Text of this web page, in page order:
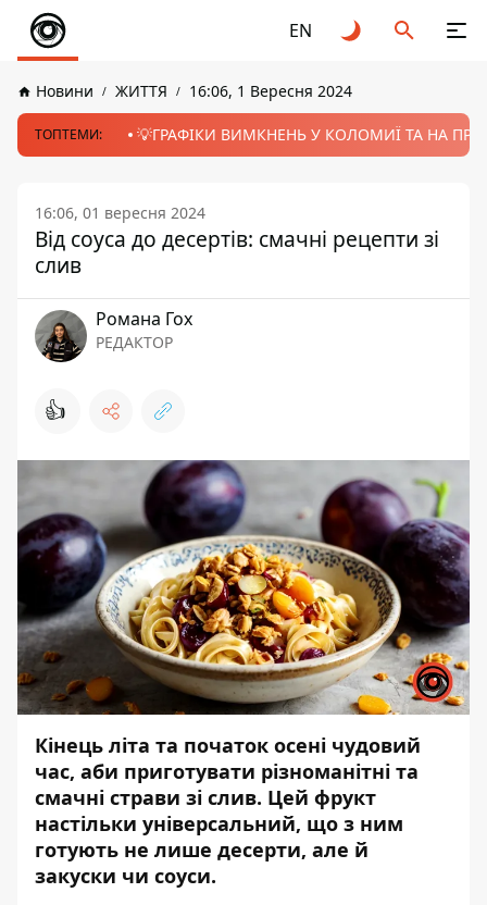
EN
Новини ЖИТТЯ 16:06, 1 Вересня 2024
ТОПТЕМИ: 💡ГРАФІКИ ВИМКНЕНЬ У КОЛОМИЇ ТА НА
16:06, 01 вересня 2024
Від соуса до десертів: смачні рецепти зі
слив
Романа Гох
РЕДАКТОР
👍
Кінець літа та початок осені чудовий
час, аби приготувати різноманітні та
смачні страви зі слив. Цей фрукт
настільки універсальний, що з ним
готують не лише десерти, але й
закуски чи соуси.